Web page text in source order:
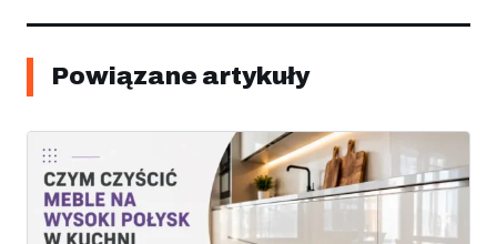
Powiązane artykuły